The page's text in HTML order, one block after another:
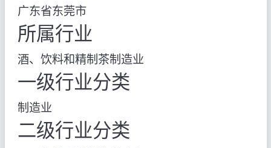
广东省东莞市
所属行业
酒、饮料和精制茶制造业
一级行业分类
制造业
二级行业分类